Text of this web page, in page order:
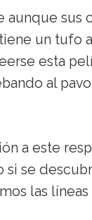
un tufo
esta
al
a este
si se
las